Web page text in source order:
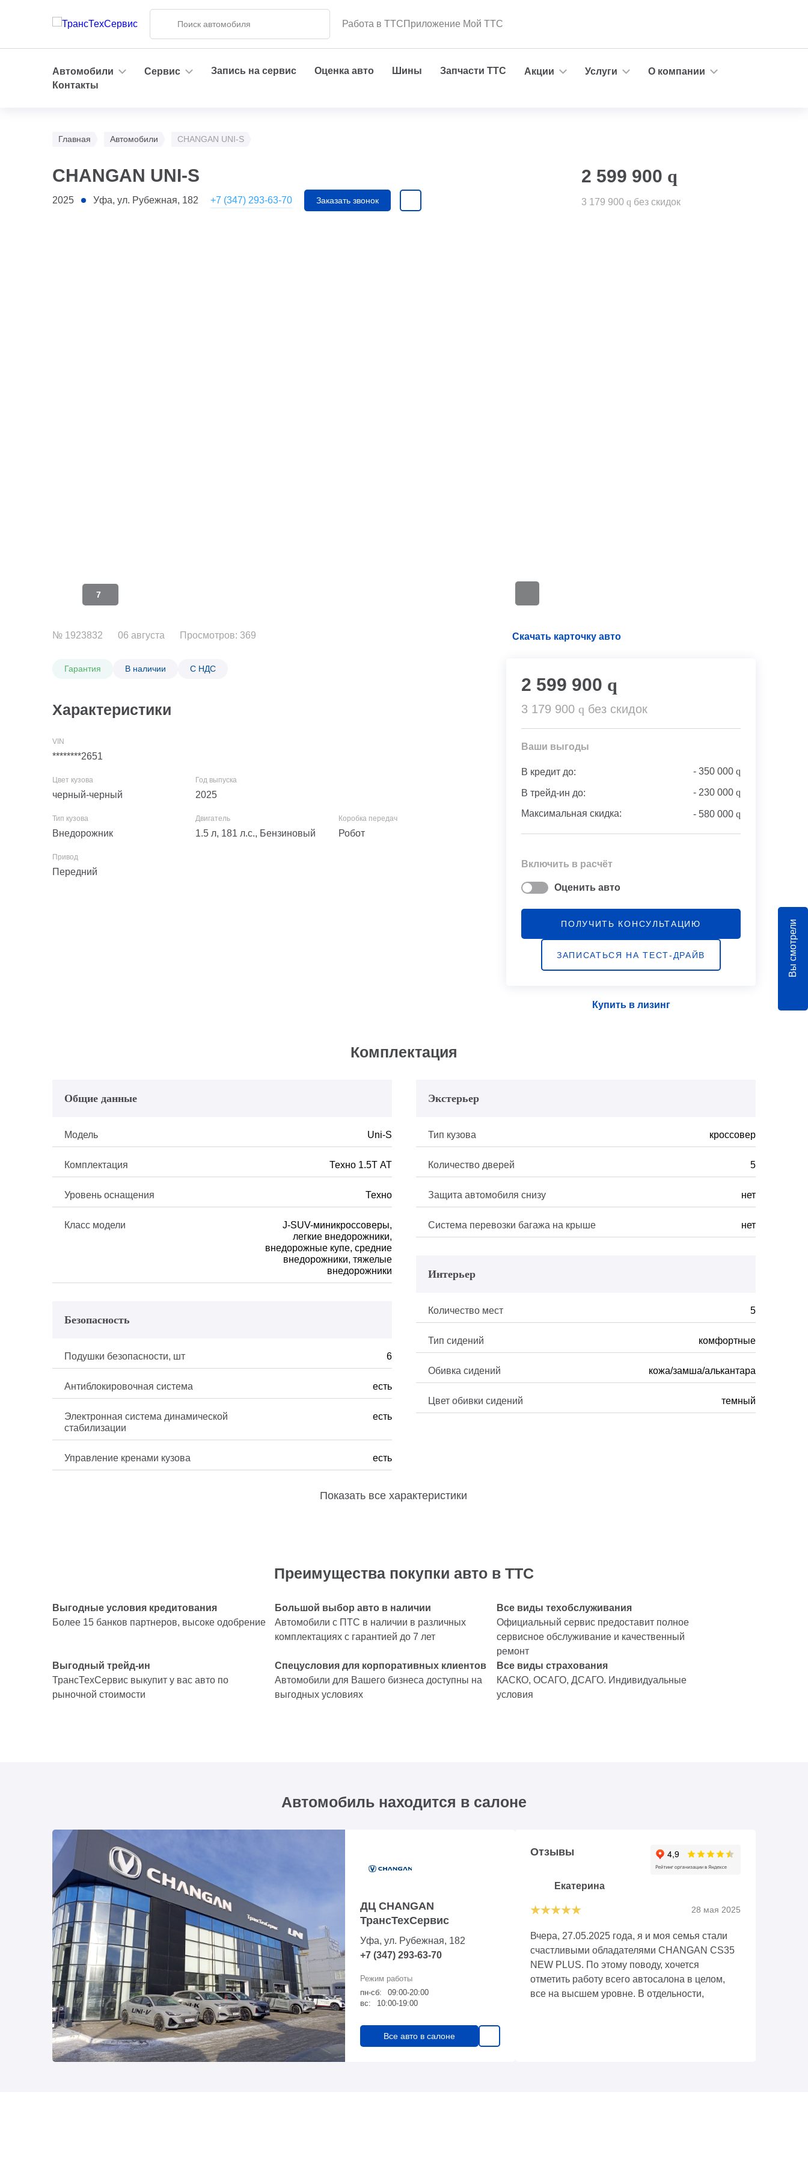
Работа в ТТСПриложение Мой ТТС
Автомобили Сервис Запись на сервис Оценка авто Шины Запчасти ТТС Акции Услуги
О компании
Контакты
Главная Автомобили CHANGAN UNI-S
CHANGAN UNI-S
2025 Уфа, ул. Рубежная, 182 +7 (347) 293-63-70 Заказать звонок
2 599 900 q
3 179 900 q без скидок
7
№ 1923832 06 августа Просмотров: 369
Гарантия В наличии С НДС
Характеристики
********2651
черный-черный 2025
Внедорожник 1.5 л, 181 л.с., Бензиновый Робот
Передний
Скачать карточку авто
2 599 900 q
3 179 900 q без скидок
Ваши выгоды
В кредит до: - 350 000 q
В трейд-ин до: - 230 000 q
Максимальная скидка: - 580 000 q
Включить в расчёт
Оценить авто
ПОЛУЧИТЬ КОНСУЛЬТАЦИЮ
ЗАПИСАТЬСЯ НА ТЕСТ-ДРАЙВ
Купить в лизинг
Комплектация
Общие данные
Модель Uni-S
Комплектация Техно 1.5Т АТ
Уровень оснащения Техно
Класс модели
J-SUV-миникроссоверы,
легкие внедорожники,
внедорожные купе, средние
внедорожники, тяжелые
внедорожники
Экстерьер
Тип кузова кроссовер
Количество дверей 5
Защита автомобиля снизу нет
Система перевозки багажа на крыше нет
Интерьер
Количество мест 5
Тип сидений комфортные
Обивка сидений кожа/замша/алькантара
Цвет обивки сидений темный
Безопасность
Подушки безопасности, шт 6
Антиблокировочная система есть
Электронная система динамической
стабилизации
есть
Управление кренами кузова есть
Показать все характеристики
Преимущества покупки авто в ТТС
Выгодные условия кредитования
Более 15 банков партнеров, высоке одобрение
Большой выбор авто в наличии
Автомобили с ПТС в наличии в различных
комплектациях с гарантией до 7 лет
Все виды техобслуживания
Официальный сервис предоставит полное
сервисное обслуживание и качественный
ремонт
Выгодный трейд-ин
ТрансТехСервис выкупит у вас авто по
рыночной стоимости
Спецусловия для корпоративных клиентов
Автомобили для Вашего бизнеса доступны на
выгодных условиях
Все виды страхования
КАСКО, ОСАГО, ДСАГО. Индивидуальные
условия
Автомобиль находится в салоне
ДЦ CHANGAN
ТрансТехСервис
Уфа, ул. Рубежная, 182
+7 (347) 293-63-70
пн-сб:
09:00-20:00
вс:
10:00-19:00
Все авто в салоне
Отзывы
Екатерина
28 мая 2025
Вчера, 27.05.2025 года, я и моя семья стали
счастливыми обладателями CHANGAN CS35
NEW PLUS. По этому поводу, хочется
отметить работу всего автосалона в целом,
все на высшем уровне. В отдельности,
Вы смотрели